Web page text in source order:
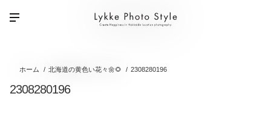
ホーム 北海道の黄色い花々🌼🌻 2308280196
2308280196